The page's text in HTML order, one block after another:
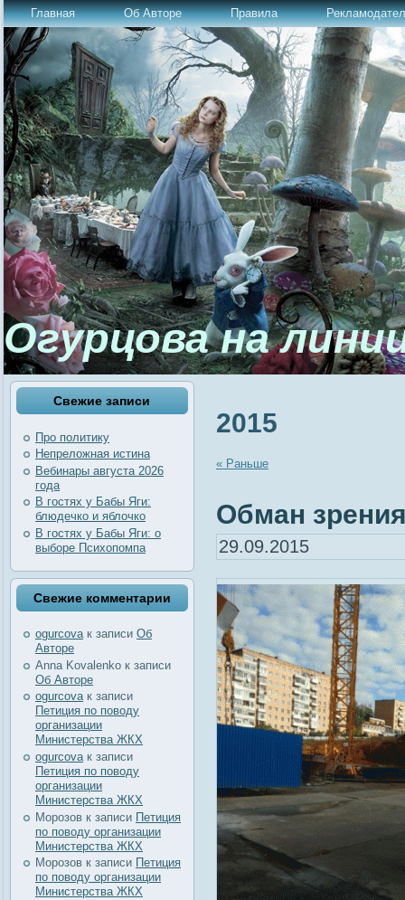
Главная Об Авторе Правила
Огурцова на
Свежие записи
Про политику
Непреложная истина
Вебинары августа 2026
года
В гостях у Бабы Яги:
блюдечко и яблочко
В гостях у Бабы Яги: о
выборе Психопомпа
Свежие комментарии
ogurcovaк записи Об
Авторе
Anna Kovalenko к записи
Об Авторе
ogurcovaк записи
Петиция по поводу
организации
Министерства ЖКХ
ogurcova к записи
Петиция по поводу
организации
Министерства ЖКХ
Морозов к записи Петиция
по поводу организации
Министерства ЖКХ
Морозов к записи Петиция
по поводу организации
Министерства ЖКХ
2015
« Раньше
Обман
29.09.2015